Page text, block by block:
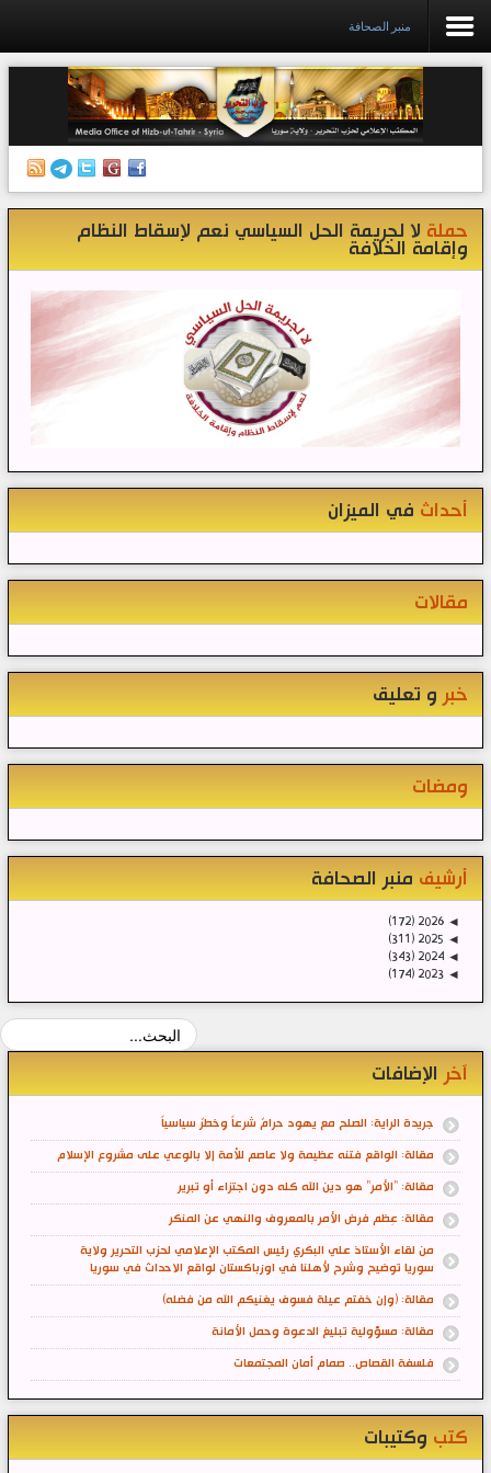
الرئيسية
إصدارات
أنشطة وفعاليات
منبر الصحافة
تواصل معنا
إذاعة المكتب/ سوريا
قناتنا على تيليغرام
منبر الصحافة
حملة لا لجريمة الحل السياسي نعم لإسقاط النظام
وإقامة الخلافة
أحداث في الميزان
مقالات
خبر و تعليق
ومضات
أرشيف منبر الصحافة
◄
(172)
◄
(311)
◄
(343)
◄
(174)
آخر الإضافات
جريدة الراية: الصلح مع يهود حرامٌ شرعاً وخطرٌ سياسياً
مقالة: الواقع فتنه عظيمة ولا عاصم للأمة إلا بالوعي على مشروع الإسلام
مقالة: "الأمر" هو دين الله كله دون اجتزاء أو تبرير
مقالة: عِظم فرض الأمر بالمعروف والنهي عن المنكر
من لقاء الأستاذ علي البكري رئيس المكتب الإعلامي لحزب التحرير ولاية
سوريا توضيح وشرح لأهلنا في اوزباكستان لواقع الاحداث في سوريا
مقالة: (وإن خفتم عيلة فسوف يغنيكم الله من فضله)
مقالة: مسؤولية تبليغ الدعوة وحمل الأمانة
فلسفة القصاص.. صمام أمان المجتمعات
كتب وكتيبات